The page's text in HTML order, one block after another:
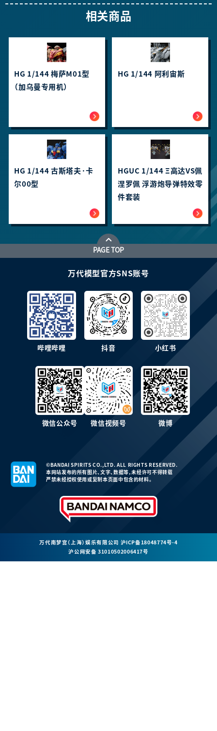
相关商品
HG 1/144 梅萨M01型
（加乌曼专用机）
HG 1/144 阿利宙斯
HG 1/144 古斯塔夫·卡
尔00型
HGUC 1/144 Ξ高达VS佩
涅罗佩 浮游炮导弹特效零
件套装
PAGE TOP
万代模型官方SNS账号
哔哩哔哩 抖音 小红书
微信公众号 微信视频号 微博
©BANDAI SPIRITS CO.,LTD. ALL RIGHTS RESERVED.
本网站发布的所有图片、文字、数据等，未经许可不得转载
严禁未经授权使用或复制本页面中包含的材料。
万代南梦宫（上海）娱乐有限公司 沪ICP备18048774号-4
沪公网安备 31010502006417号